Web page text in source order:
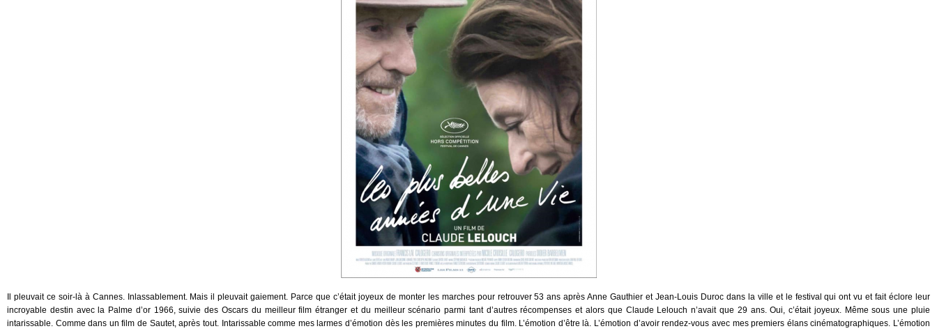
Il pleuvait ce soir-là à Cannes. Inlassablement. Mais il pleuvait gaiement. Parce que c’était joyeux de monter les marches pour retrouver 53 ans après Anne Gauthier et Jean-Louis Duroc dans la ville et le festival qui ont vu et fait éclore leur
incroyable destin avec la Palme d’or 1966, suivie des Oscars du meilleur film étranger et du meilleur scénario parmi tant d’autres récompenses et alors que Claude Lelouch n’avait que 29 ans. Oui, c’était joyeux. Même sous une pluie
intarissable. Comme dans un film de Sautet, après tout. Intarissable comme mes larmes d’émotion dès les premières minutes du film. L’émotion d’être là. L’émotion d’avoir rendez-vous avec mes premiers élans cinématographiques. L’émotion